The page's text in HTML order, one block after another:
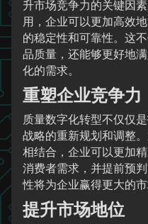
升市场竞争力的关键因
用，企业可以更加高效
的稳定性和可靠性。这
品质量，还能够更好地
化的需求。
重塑企业竞争力
质量数字化转型不仅仅
战略的重新规划和调整
相结合，企业可以更加
消费者需求，并提前预
性将为企业赢得更大的
提升市场地位